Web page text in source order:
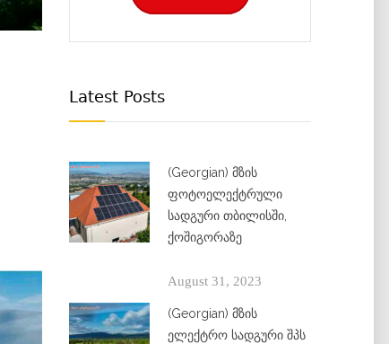
Latest Posts
(Georgian) მზის
ფოტოელექტრული
სადგური თბილისში,
ქოშიგორაზე
August 31, 2023
(Georgian) მზის
ელექტრო სადგური შპს